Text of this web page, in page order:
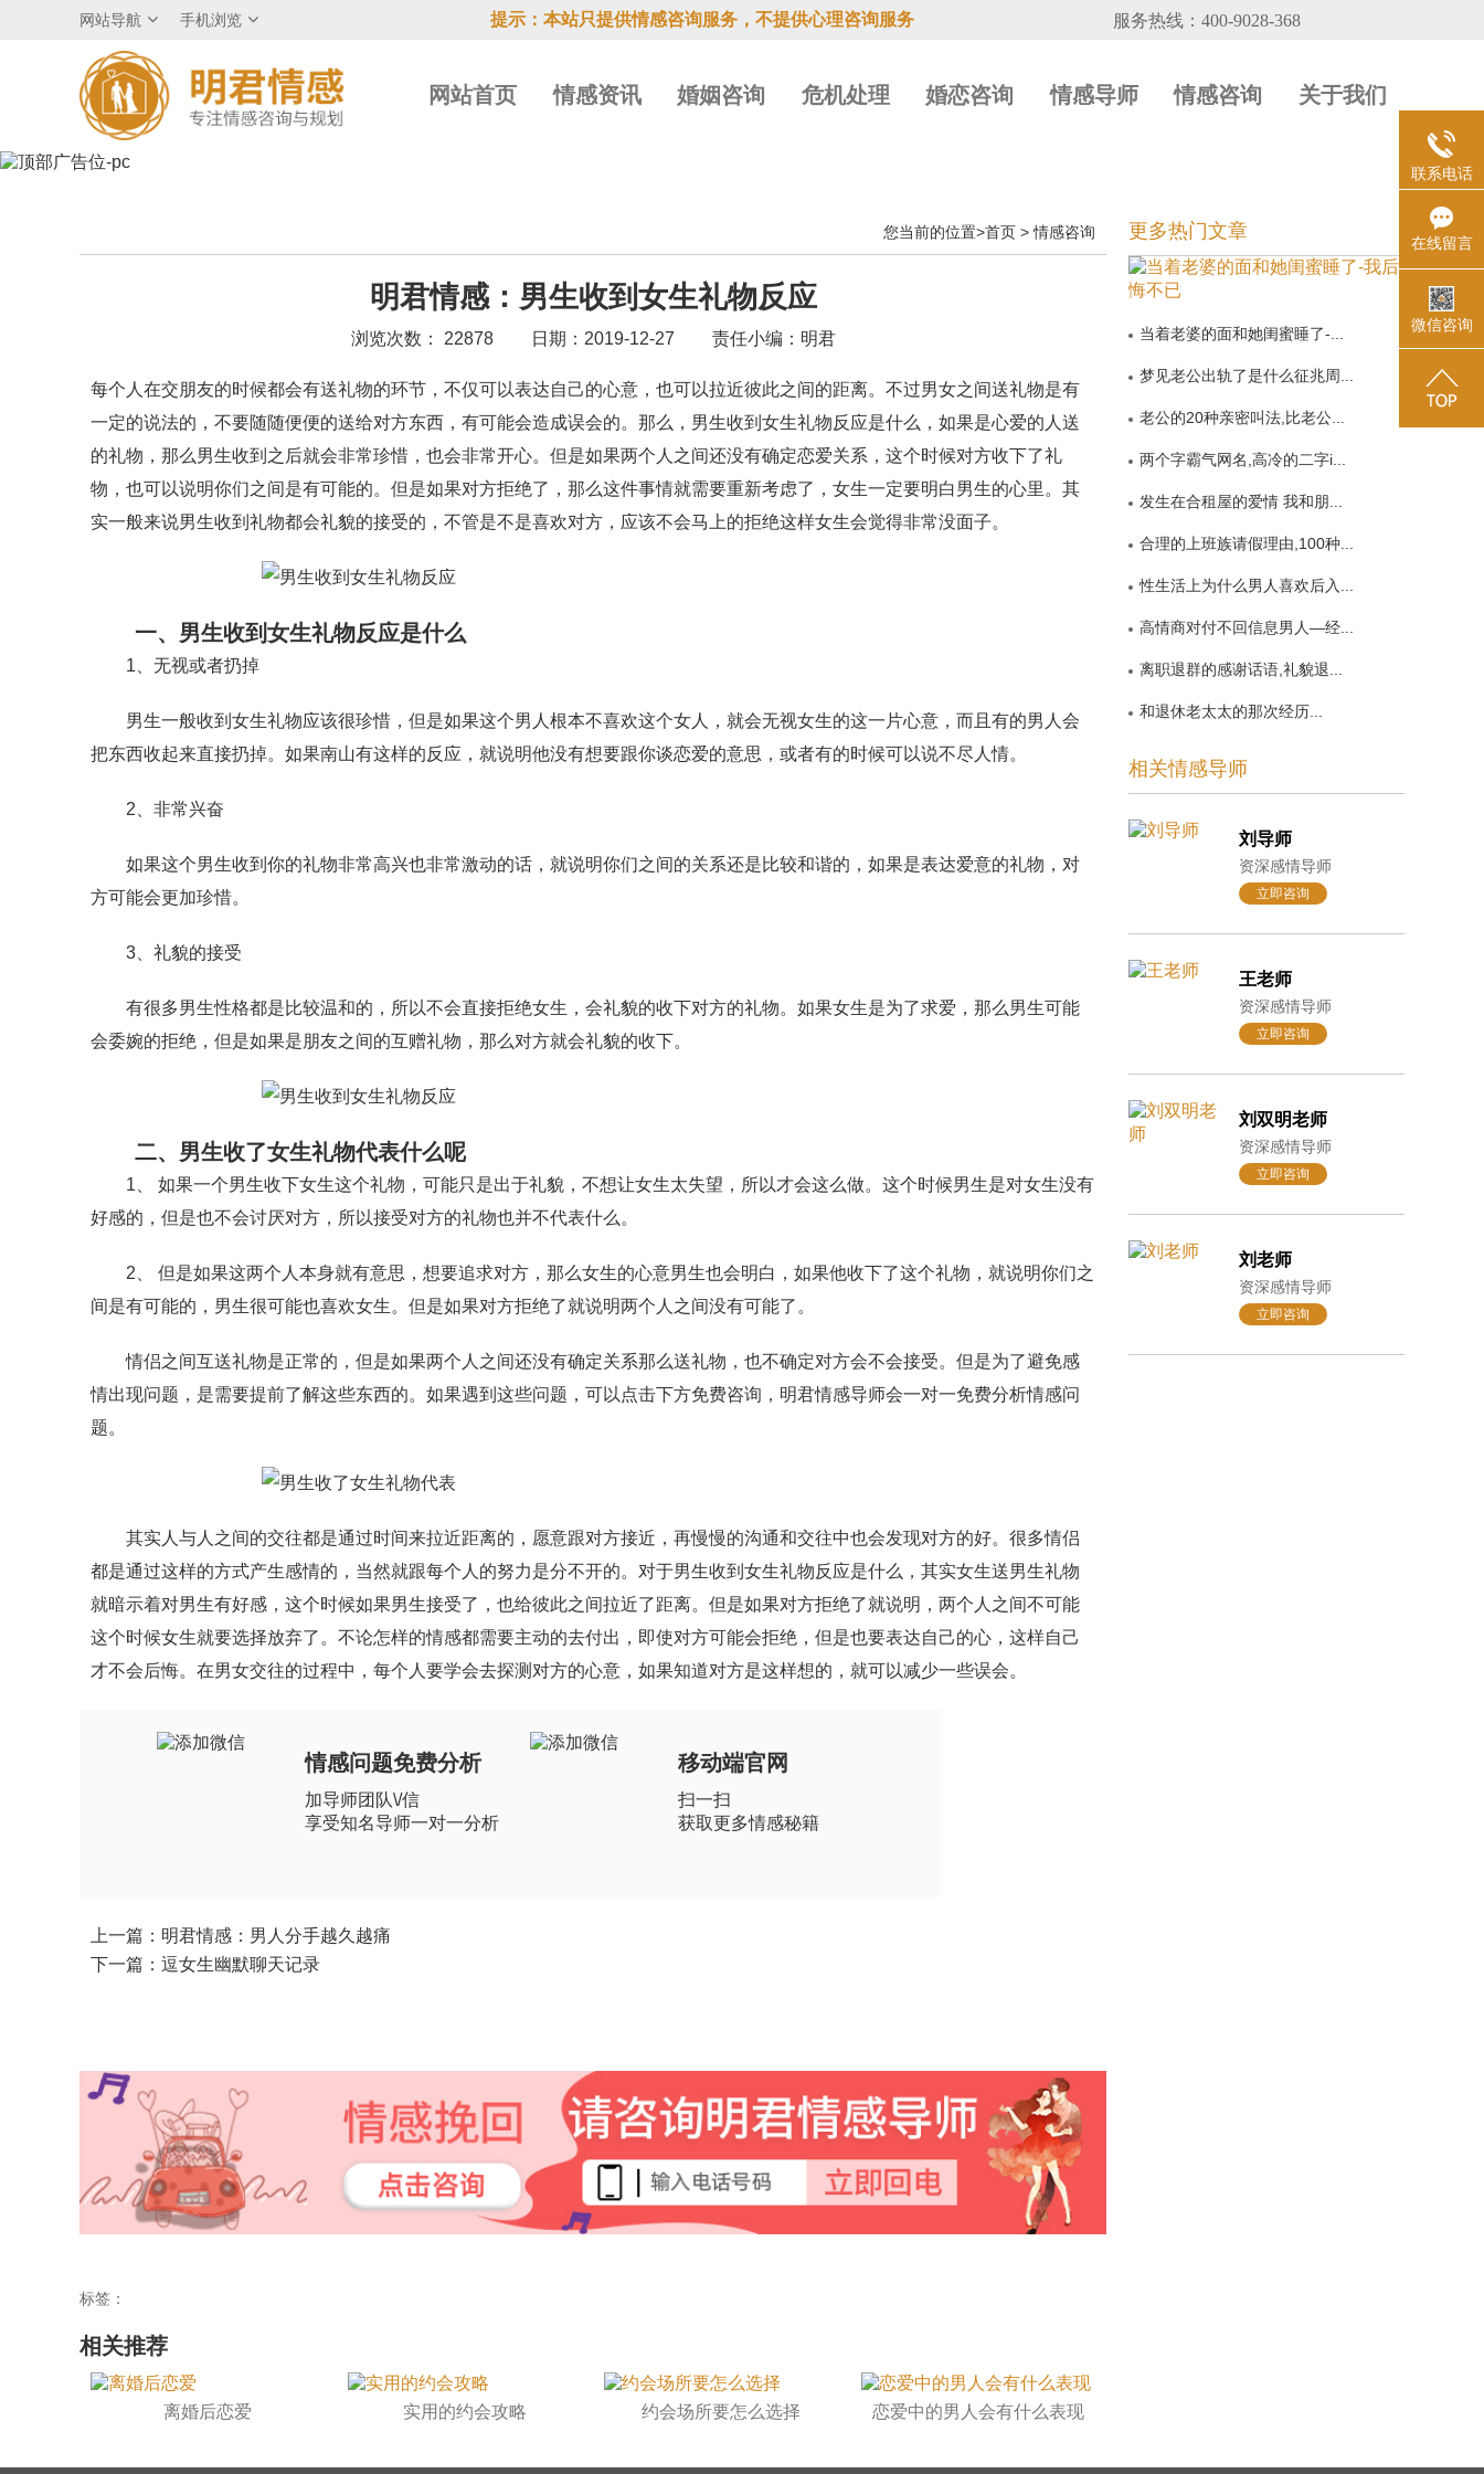
提示：本站只提供情感咨询服务，不提供心理咨询服务
网站导航 手机浏览
网站首页 情感资讯 婚姻咨询 危机处理 婚恋咨询 情感导师 情感咨询 关于我们
您当前的位置>首页 > 情感咨询
明君情感：男生收到女生礼物反应
浏览次数： 22878 日期：2019-12-27 责任小编：明君
每个人在交朋友的时候都会有送礼物的环节，不仅可以表达自己的心意，也可以拉近彼此之间的距离。不过男女之间送礼物是有
一定的说法的，不要随随便便的送给对方东西，有可能会造成误会的。那么，男生收到女生礼物反应是什么，如果是心爱的人送
的礼物，那么男生收到之后就会非常珍惜，也会非常开心。但是如果两个人之间还没有确定恋爱关系，这个时候对方收下了礼
物，也可以说明你们之间是有可能的。但是如果对方拒绝了，那么这件事情就需要重新考虑了，女生一定要明白男生的心里。其
实一般来说男生收到礼物都会礼貌的接受的，不管是不是喜欢对方，应该不会马上的拒绝这样女生会觉得非常没面子。
一、男生收到女生礼物反应是什么
1、无视或者扔掉
男生一般收到女生礼物应该很珍惜，但是如果这个男人根本不喜欢这个女人，就会无视女生的这一片心意，而且有的男人会
把东西收起来直接扔掉。如果南山有这样的反应，就说明他没有想要跟你谈恋爱的意思，或者有的时候可以说不尽人情。
2、非常兴奋
如果这个男生收到你的礼物非常高兴也非常激动的话，就说明你们之间的关系还是比较和谐的，如果是表达爱意的礼物，对
方可能会更加珍惜。
3、礼貌的接受
有很多男生性格都是比较温和的，所以不会直接拒绝女生，会礼貌的收下对方的礼物。如果女生是为了求爱，那么男生可能
会委婉的拒绝，但是如果是朋友之间的互赠礼物，那么对方就会礼貌的收下。
二、男生收了女生礼物代表什么呢
1、 如果一个男生收下女生这个礼物，可能只是出于礼貌，不想让女生太失望，所以才会这么做。这个时候男生是对女生没有
好感的，但是也不会讨厌对方，所以接受对方的礼物也并不代表什么。
2、 但是如果这两个人本身就有意思，想要追求对方，那么女生的心意男生也会明白，如果他收下了这个礼物，就说明你们之
间是有可能的，男生很可能也喜欢女生。但是如果对方拒绝了就说明两个人之间没有可能了。
情侣之间互送礼物是正常的，但是如果两个人之间还没有确定关系那么送礼物，也不确定对方会不会接受。但是为了避免感
情出现问题，是需要提前了解这些东西的。如果遇到这些问题，可以点击下方免费咨询，明君情感导师会一对一免费分析情感问
题。
其实人与人之间的交往都是通过时间来拉近距离的，愿意跟对方接近，再慢慢的沟通和交往中也会发现对方的好。很多情侣
都是通过这样的方式产生感情的，当然就跟每个人的努力是分不开的。对于男生收到女生礼物反应是什么，其实女生送男生礼物
就暗示着对男生有好感，这个时候如果男生接受了，也给彼此之间拉近了距离。但是如果对方拒绝了就说明，两个人之间不可能
这个时候女生就要选择放弃了。不论怎样的情感都需要主动的去付出，即使对方可能会拒绝，但是也要表达自己的心，这样自己
才不会后悔。在男女交往的过程中，每个人要学会去探测对方的心意，如果知道对方是这样想的，就可以减少一些误会。
情感问题免费分析
加导师团队\/信
享受知名导师一对一分析
移动端官网
扫一扫
获取更多情感秘籍
上一篇：明君情感：男人分手越久越痛
下一篇：逗女生幽默聊天记录
标签：
相关推荐
离婚后恋爱 实用的约会攻略 约会场所要怎么选择 恋爱中的男人会有什么表现
更多热门文章
当着老婆的面和她闺蜜睡了-...
梦见老公出轨了是什么征兆周...
老公的20种亲密叫法,比老公...
两个字霸气网名,高冷的二字i...
发生在合租屋的爱情 我和朋...
合理的上班族请假理由,100种...
性生活上为什么男人喜欢后入...
高情商对付不回信息男人—经...
离职退群的感谢话语,礼貌退...
和退休老太太的那次经历...
相关情感导师
刘导师
资深感情导师
立即咨询
王老师
资深感情导师
立即咨询
刘双明老师
资深感情导师
立即咨询
刘老师
资深感情导师
立即咨询
联系电话
在线留言
微信咨询